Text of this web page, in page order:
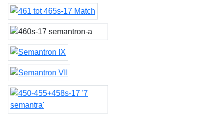
Semantron XI
Match
Semantron X
Semantron IX
Semantron VII